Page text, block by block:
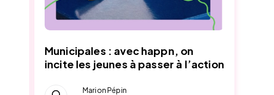
Municipales : avec happn, on
incite les jeunes à passer à l’action
Marion Pépin